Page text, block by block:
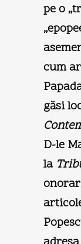
pe o
cum
găsi
D-le
la